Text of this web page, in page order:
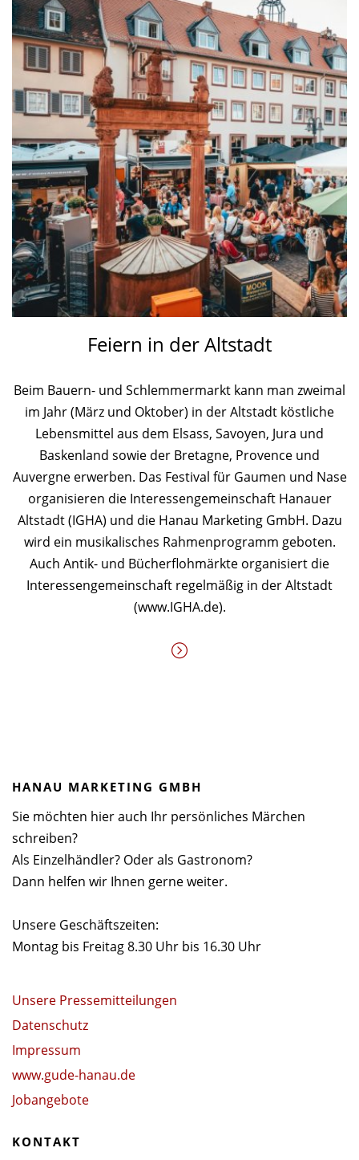
Feiern in der Altstadt
Beim Bauern- und Schlemmermarkt kann man zweimal
im Jahr (März und Oktober) in der Altstadt köstliche
Lebensmittel aus dem Elsass, Savoyen, Jura und
Baskenland sowie der Bretagne, Provence und
Auvergne erwerben. Das Festival für Gaumen und Nase
organisieren die Interessengemeinschaft Hanauer
Altstadt (IGHA) und die Hanau Marketing GmbH. Dazu
wird ein musikalisches Rahmenprogramm geboten.
Auch Antik- und Bücherflohmärkte organisiert die
Interessengemeinschaft regelmäßig in der Altstadt
(www.IGHA.de).
HANAU MARKETING GMBH
Sie möchten hier auch Ihr persönliches Märchen
schreiben?
Als Einzelhändler? Oder als Gastronom?
Dann helfen wir Ihnen gerne weiter.
Unsere Geschäftszeiten:
Montag bis Freitag 8.30 Uhr bis 16.30 Uhr
Unsere Pressemitteilungen
Datenschutz
Impressum
www.gude-hanau.de
Jobangebote
KONTAKT